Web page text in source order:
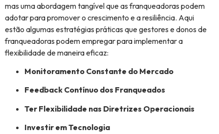
mas uma abordagem tangível que as franqueadoras podem
adotar para promover o crescimento e a resiliência. Aqui
estão algumas estratégias práticas que gestores e donos de
franqueadoras podem empregar para implementar a
flexibilidade de maneira eficaz:
Monitoramento Constante do Mercado
Feedback Contínuo dos Franqueados
Ter Flexibilidade nas Diretrizes Operacionais
Investir em Tecnologia